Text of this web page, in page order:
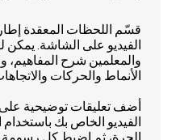
قسّم اللحظات المعقدة
الفيديو على الشاشة.
والمعلمين شرح المفاهيم،
الأنماط والحركات
أضف تعليقات توضيحية
الفيديو الخاص بك
الحرة، ثم اضبط كل